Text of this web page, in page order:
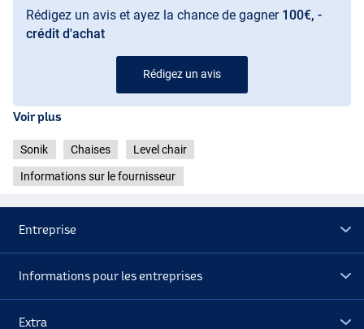
Rédigez un avis et ayez la chance de gagner 100€, -
crédit d'achat
Rédigez un avis
Voir plus
Sonik Chaises Level chair
Informations sur le fournisseur
Entreprise
Informations pour les entreprises
Extra